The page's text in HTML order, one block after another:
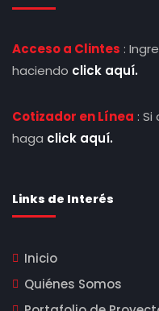
Acceso a Clintes :
haciendo click aquí.
Cotizador en Línea :
haga click aquí.
Links de Interés
Inicio
Quiénes Somos